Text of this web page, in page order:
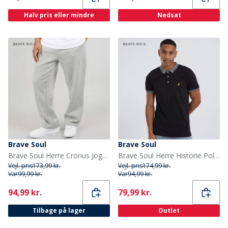
Halv pris eller mindre Nedsat
Brave Soul
Brave Soul Herre Cronus Joggingbukser Grå
Vejl. pris173,99 kr.
Var99,99 kr.
Current
94,99 kr.
Tilbage på lager
Brave Soul
Brave Soul Herre Historie Polo Sort
Vejl. pris174,99 kr.
Var94,99 kr.
Current
79,99 kr.
Outlet